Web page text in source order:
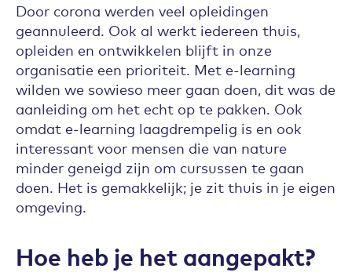
Door corona werden veel opleidingen
geannuleerd. Ook al werkt iedereen thuis,
opleiden en ontwikkelen blijft in onze
organisatie een prioriteit. Met e-learning
wilden we sowieso meer gaan doen, dit was de
aanleiding om het echt op te pakken. Ook
omdat e-learning laagdrempelig is en ook
interessant voor mensen die van nature
minder geneigd zijn om cursussen te gaan
doen. Het is gemakkelijk; je zit thuis in je eigen
omgeving.
Hoe heb je het aangepakt?